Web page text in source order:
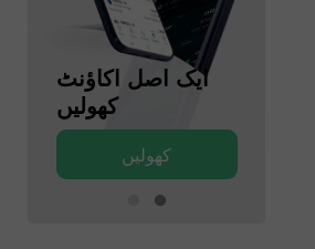
ایک اصل اکاؤنٹ
کھولیں
کھولیں